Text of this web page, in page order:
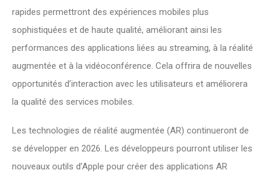
rapides permettront des expériences mobiles plus
sophistiquées et de haute qualité, améliorant ainsi les
performances des applications liées au streaming, à la réalité
augmentée et à la vidéoconférence. Cela offrira de nouvelles
opportunités d’interaction avec les utilisateurs et améliorera
la qualité des services mobiles.
Les technologies de réalité augmentée (AR) continueront de
se développer en 2026. Les développeurs pourront utiliser les
nouveaux outils d’Apple pour créer des applications AR